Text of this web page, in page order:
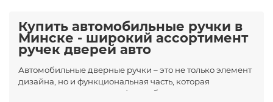
Купить автомобильные ручки в
Минске - широкий ассортимент
ручек дверей авто
Автомобильные дверные ручки – это не только элемент
дизайна, но и функциональная часть, которая
напрямую влияет на комфорт и безопасность